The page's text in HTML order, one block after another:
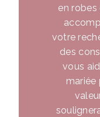
en robes
votre
des
vous
mariée